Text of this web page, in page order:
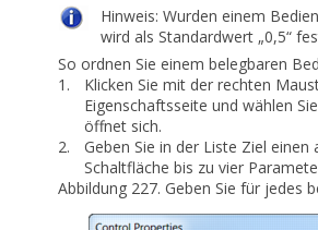
Hinweis:Wurden einem
wird alsStandardwert „0,5“
So ordnen Sie einem belegbaren
1.
Klicken Sie mit der rechten
Eigenschaftsseite und wählen Sie
öffnet sich.
2.
Geben Sie in der Liste Ziel einen
Schaltfläche bis zu vier
Abbildung 227. Geben Sie für jedes